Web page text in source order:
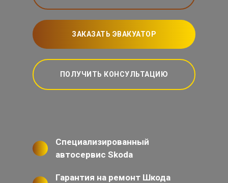
ЗАКАЗАТЬ ЭВАКУАТОР
ПОЛУЧИТЬ КОНСУЛЬТАЦИЮ
Специализированный
автосервис Skoda
Гарантия на ремонт Шкода